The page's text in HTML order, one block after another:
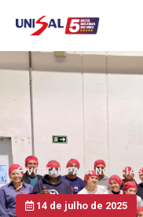
VOLTAR PARA NOTÍCIAS
14 de julho de 2025